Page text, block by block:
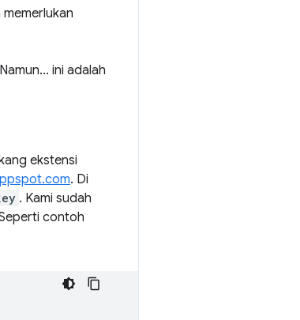
ini adalah
ekstensi
. Di
. Kami sudah
contoh